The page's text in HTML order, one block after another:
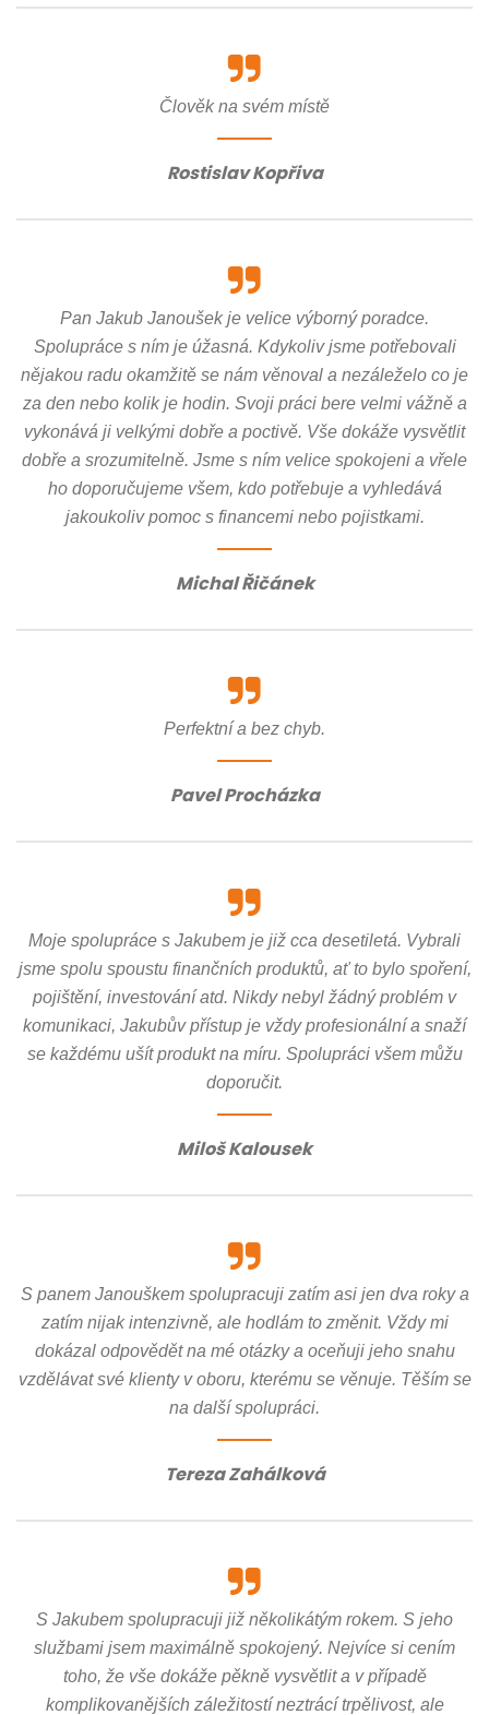
Člověk na svém místě
Rostislav Kopřiva
Pan Jakub Janoušek je velice výborný poradce.
Spolupráce s ním je úžasná. Kdykoliv jsme potřebovali
nějakou radu okamžitě se nám věnoval a nezáleželo co je
za den nebo kolik je hodin. Svoji práci bere velmi vážně a
vykonává ji velkými dobře a poctivě. Vše dokáže vysvětlit
dobře a srozumitelně. Jsme s ním velice spokojeni a vřele
ho doporučujeme všem, kdo potřebuje a vyhledává
jakoukoliv pomoc s financemi nebo pojistkami.
Michal Řičánek
Perfektní a bez chyb.
Pavel Procházka
Moje spolupráce s Jakubem je již cca desetiletá. Vybrali
jsme spolu spoustu finančních produktů, ať to bylo spoření,
pojištění, investování atd. Nikdy nebyl žádný problém v
komunikaci, Jakubův přístup je vždy profesionální a snaží
se každému ušít produkt na míru. Spolupráci všem můžu
doporučit.
Miloš Kalousek
S panem Janouškem spolupracuji zatím asi jen dva roky a
zatím nijak intenzivně, ale hodlám to změnit. Vždy mi
dokázal odpovědět na mé otázky a oceňuji jeho snahu
vzdělávat své klienty v oboru, kterému se věnuje. Těším se
na další spolupráci.
Tereza Zahálková
S Jakubem spolupracuji již několikátým rokem. S jeho
službami jsem maximálně spokojený. Nejvíce si cením
toho, že vše dokáže pěkně vysvětlit a v případě
komplikovanějších záležitostí neztrácí trpělivost, ale